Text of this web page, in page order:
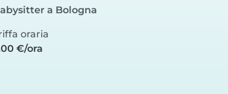
a Bologna
oraria
€/ora